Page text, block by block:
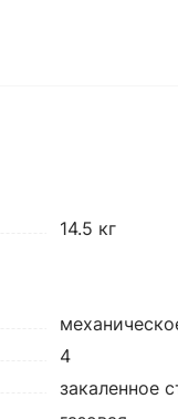
14.5 кг
4
закаленное